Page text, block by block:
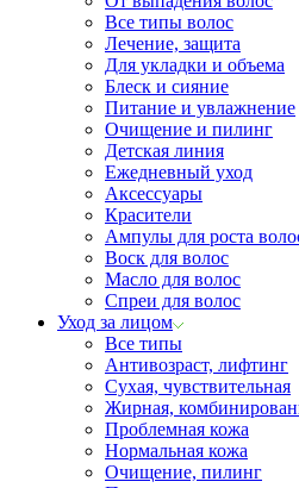
Все типы волос
Лечение, защита
Для укладки и объема
Блеск и сияние
Питание и увлажнение
Очищение и пилинг
Детская линия
Ежедневный уход
Аксессуары
Красители
Ампулы для роста
Воск для волос
Масло для волос
Спреи для волос
Уход за лицом
Все типы
Антивозраст, лифтинг
Сухая, чувствительная
Жирная,
Проблемная кожа
Нормальная кожа
Очищение, пилинг